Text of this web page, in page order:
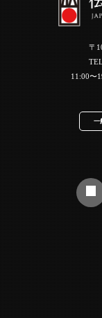
〒
11:00〜
一